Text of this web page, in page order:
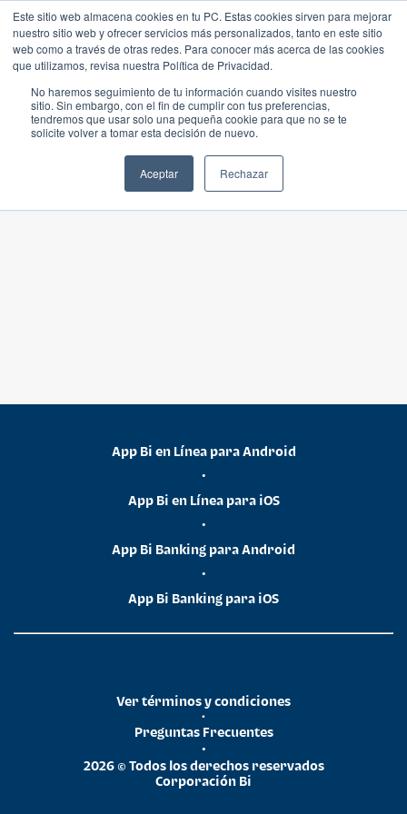
Este sitio web almacena cookies en tu PC. Estas cookies sirven para mejorar
nuestro sitio web y ofrecer servicios más personalizados, tanto en este sitio
web como a través de otras redes. Para conocer más acerca de las cookies
que utilizamos, revisa nuestra Política de Privacidad.
No haremos seguimiento de tu información cuando visites nuestro
sitio. Sin embargo, con el fin de cumplir con tus preferencias,
tendremos que usar solo una pequeña cookie para que no se te
solicite volver a tomar esta decisión de nuevo.
Aceptar Rechazar
App Bi en Línea para Android
•
App Bi en Línea para iOS
•
App Bi Banking para Android
•
App Bi Banking para iOS
2026 © Todos los derechos reservados
Corporación Bi
•
Preguntas Frecuentes
•
Ver términos y condiciones